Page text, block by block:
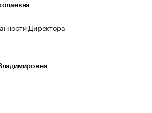
Директора